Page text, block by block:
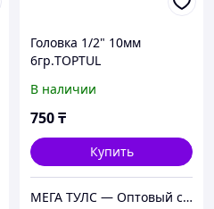
Головка 1/2" 10мм
6гр.TOPTUL
В наличии
750₸
Купить
МЕГА ТУЛС — Оптовый строительный магазин!